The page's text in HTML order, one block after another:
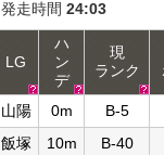
発走時間 24:03
LG
ハ
ン
デ
現
ランク
山陽 0m B-5
飯塚 10m B-40